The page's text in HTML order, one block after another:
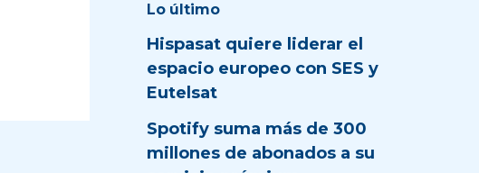
Lo último
Hispasat quiere liderar el
espacio europeo con SES y
Eutelsat
Spotify suma más de 300
millones de abonados a su